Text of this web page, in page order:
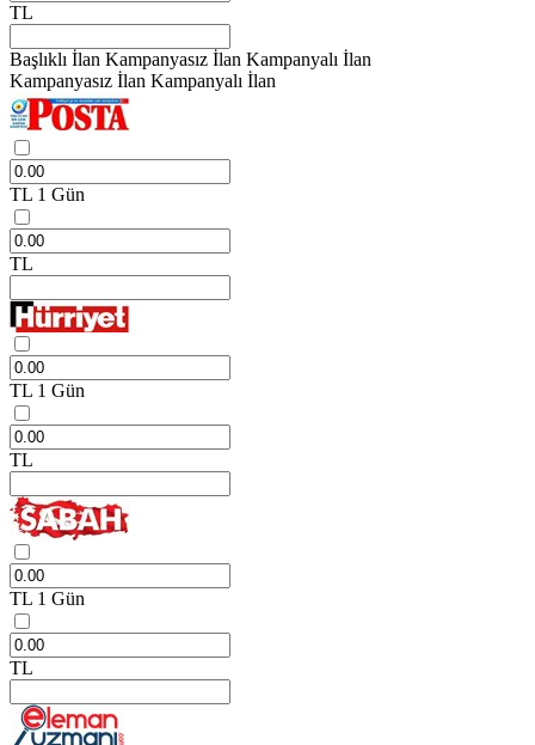
TL
Başlıklı İlan Kampanyasız İlan Kampanyalı İlan
Kampanyasız İlan Kampanyalı İlan
TL 1 Gün
TL
TL 1 Gün
TL
TL 1 Gün
TL